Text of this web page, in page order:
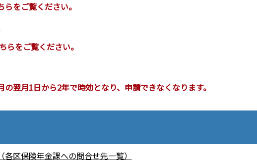
をご覧ください。
をご覧ください。
翌月1日から2年で時効となり、申請できなくなります。
区保険年金課への問合せ先一覧）